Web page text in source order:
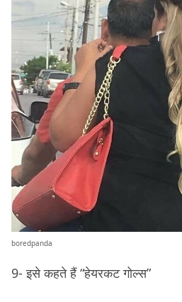
boredpanda
9- इसे कहते हैं “हेयरकट गोल्स”